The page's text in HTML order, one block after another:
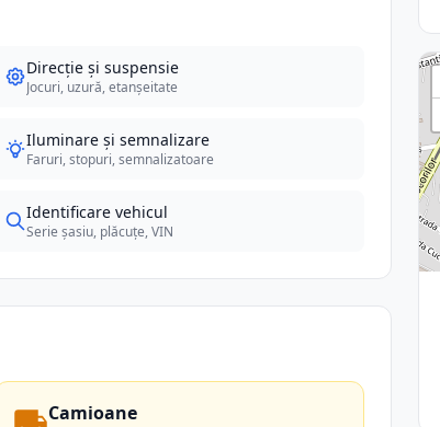
Direcție și suspensie
Jocuri, uzură, etanșeitate
Iluminare și semnalizare
Faruri, stopuri, semnalizatoare
Identificare vehicul
Serie șasiu, plăcuțe, VIN
Camioane